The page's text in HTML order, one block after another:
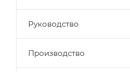
Руководство
Производство